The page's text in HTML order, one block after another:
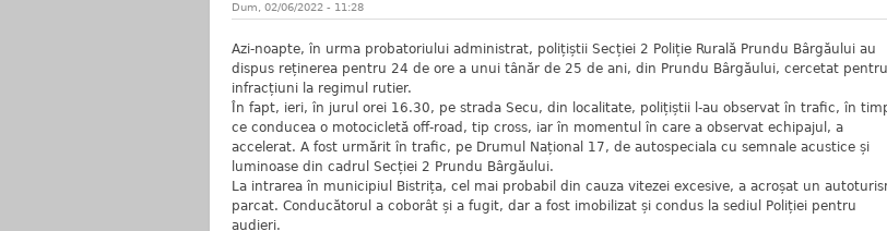
Dum, 02/06/2022 - 11:28
Azi-noapte, în urma probatoriului administrat, polițiștii Secției 2 Poliție Rurală Prundu Bârgăului au
dispus reținerea pentru 24 de ore a unui tânăr de 25 de ani, din Prundu Bârgăului, cercetat pentru
infracțiuni la regimul rutier.
În fapt, ieri, în jurul orei 16.30, pe strada Secu, din localitate, polițiștii l-au observat în trafic, în
ce conducea o motocicletă off-road, tip cross, iar în momentul în care a observat echipajul, a
accelerat. A fost urmărit în trafic, pe Drumul Național 17, de autospeciala cu semnale acustice și
luminoase din cadrul Secției 2 Prundu Bârgăului.
La intrarea în municipiul Bistrița, cel mai probabil din cauza vitezei excesive, a acroșat un
parcat. Conducătorul a coborât și a fugit, dar a fost imobilizat și condus la sediul Poliției pentru
audieri.